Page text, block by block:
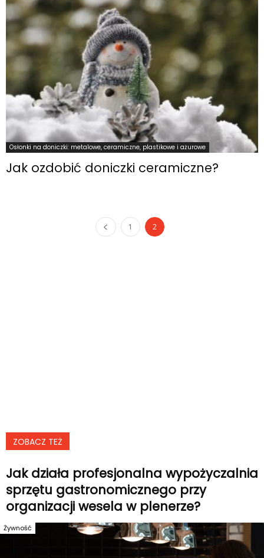
Osłonki na doniczki: metalowe, ceramiczne, plastikowe i ażurowe
Jak ozdobić doniczki ceramiczne?
1 2
ZOBACZ TEŻ
Jak działa profesjonalna wypożyczalnia
sprzętu gastronomicznego przy
organizacji wesela w plenerze?
Żywność